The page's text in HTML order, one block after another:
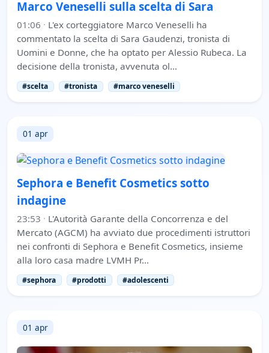
Marco Veneselli sulla scelta di Sara
01:06 · L'ex corteggiatore Marco Veneselli ha
commentato la scelta di Sara Gaudenzi, tronista di
Uomini e Donne, che ha optato per Alessio Rubeca. La
decisione della tronista, avvenuta ol…
#scelta #tronista #marco veneselli
01 apr
Sephora e Benefit Cosmetics sotto
indagine
23:53 · L'Autorità Garante della Concorrenza e del
Mercato (AGCM) ha avviato due procedimenti istruttori
nei confronti di Sephora e Benefit Cosmetics, insieme
alla loro casa madre LVMH Pr…
#sephora #prodotti #adolescenti
01 apr